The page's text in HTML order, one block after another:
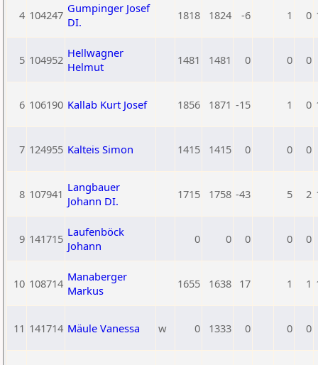
4 104247 Gumpinger Josef
DI.
1818 1824 -6 1 0
5 104952 Hellwagner
Helmut
1481 1481 0 0 0
6 106190 Kallab Kurt Josef 1856 1871 -15 1 0
7 124955 Kalteis Simon 1415 1415 0 0 0
8 107941 Langbauer
Johann DI.
1715 1758 -43 5 2
9 141715 Laufenböck
Johann
0 0 0 0 0
10 108714 Manaberger
Markus
1655 1638 17 1 1
11 141714 Mäule Vanessa w 0 1333 0 0 0